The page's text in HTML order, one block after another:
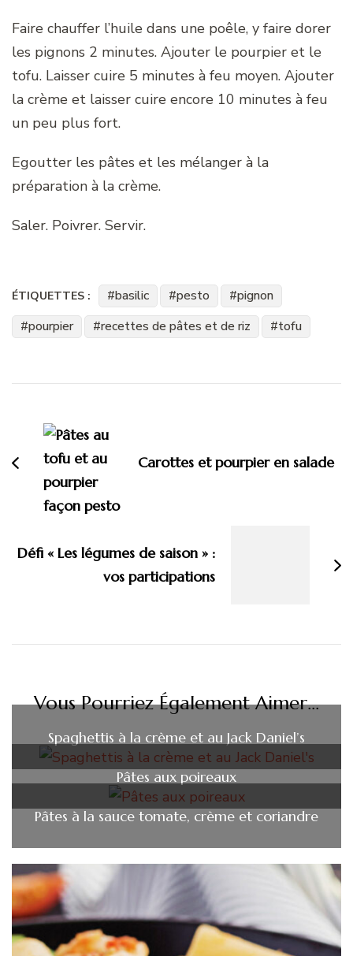
Faire chauffer l’huile dans une poêle, y faire dorer
les pignons 2 minutes. Ajouter le pourpier et le
tofu. Laisser cuire 5 minutes à feu moyen. Ajouter
la crème et laisser cuire encore 10 minutes à feu
un peu plus fort.
Egoutter les pâtes et les mélanger à la
préparation à la crème.
Saler. Poivrer. Servir.
ÉTIQUETTES : basilic pesto
pignon
pourpier
recettes de pâtes et de riz tofu
d'article
Carottes et pourpier en salade
Défi « Les légumes de saison » :
vos participations
Vous Pourriez Également Aimer...
Spaghettis à la crème et au Jack Daniel’s
Pâtes aux poireaux
Pâtes à la sauce tomate, crème et coriandre